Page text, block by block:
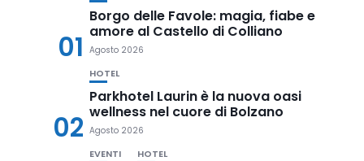
01
Borgo delle Favole: magia, fiabe e
amore al Castello di Colliano
Agosto 2026
02
HOTEL
Parkhotel Laurin è la nuova oasi
wellness nel cuore di Bolzano
Agosto 2026
EVENTI HOTEL